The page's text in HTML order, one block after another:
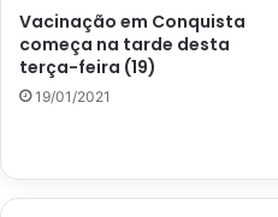
Vacinação em Conquista
começa na tarde desta
terça-feira (19)
19/01/2021